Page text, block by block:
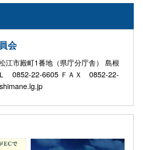
会
市殿町1番地（県庁分庁舎） 島根
0852-22-6605 ＦＡＸ 0852-22-